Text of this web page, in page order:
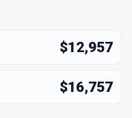
$12,957
$16,757